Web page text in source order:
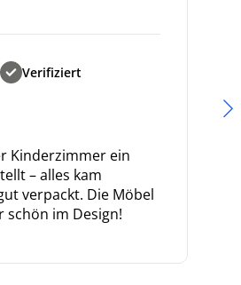
Verifiziert
Kinderzimmer ein
– alles kam
verpackt. Die Möbel
schön im Design!